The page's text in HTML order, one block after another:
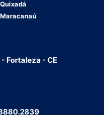
Quixadá
Maracanaú
Fortaleza - CE